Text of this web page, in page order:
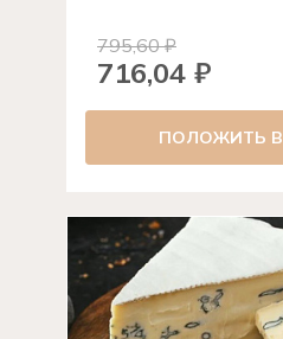
795,60 ₽
716,04 ₽
ПОЛОЖИТЬ